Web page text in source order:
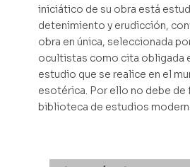
iniciático de su obra está
detenimiento y erudicción,
obra en única, seleccionada
ocultistas como cita obligada
estudio que se realice en el
esotérica. Por ello no debe de
biblioteca de estudios